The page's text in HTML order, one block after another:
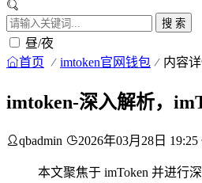
搜 索
昼/夜
首页 imtoken官网钱包 内容
imtoken-深入解析，
qbadmin 2026年03月28日 19:25
本文聚焦于 imToken 并进行